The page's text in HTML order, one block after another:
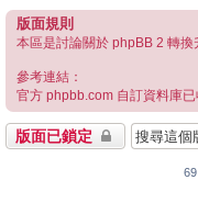
版面規則
本區是討論關於 phpBB 2 轉換
參考連結：
官方 phpbb.com 自訂資料庫已
版面已鎖定